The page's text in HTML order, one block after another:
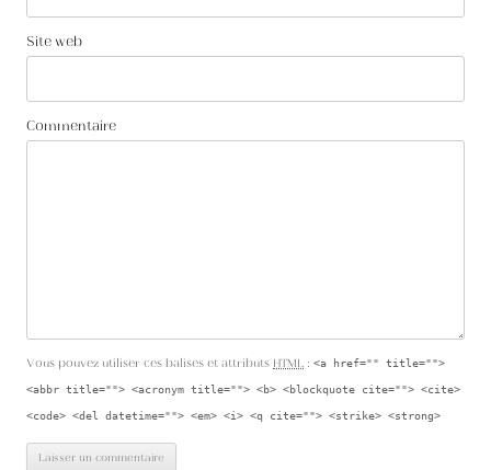
Site web
Commentaire
Vous pouvez utiliser ces balises et attributs HTML : <a href="" title="">
<abbr title=""> <acronym title=""> <b> <blockquote cite=""> <cite>
<code> <del datetime=""> <em> <i> <q cite=""> <strike> <strong>